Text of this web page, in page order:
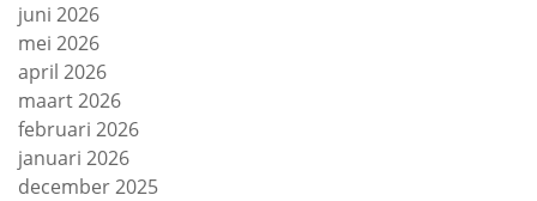
juni 2026
mei 2026
april 2026
maart 2026
februari 2026
januari 2026
december 2025